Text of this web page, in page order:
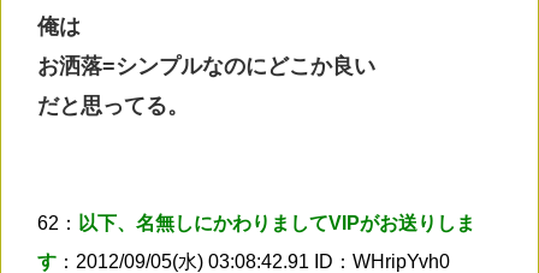
俺は
お洒落=シンプルなのにどこか良い
だと思ってる。
62： 以下、名無しにかわりましてVIPがお送りしま
す ：2012/09/05(水) 03:08:42.91 ID：WHripYvh0